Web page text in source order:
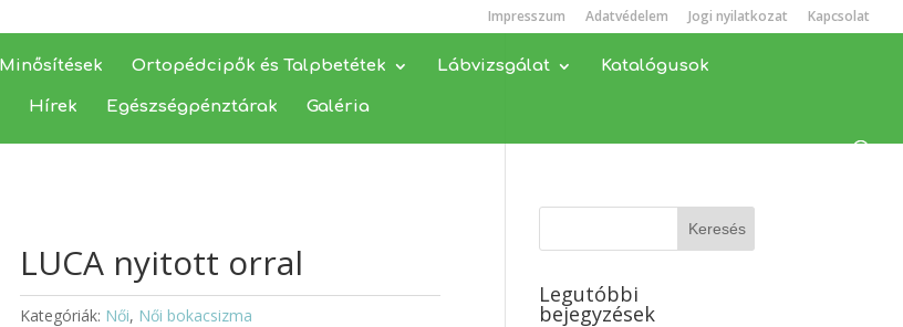
Impresszum Adatvédelem Jogi nyilatkozat Kapcsolat
Minősítések Ortopédcipők és Talpbetétek Lábvizsgálat Katalógusok
Hírek Egészségpénztárak Galéria
LUCA nyitott orral
Kategóriák: Női, Női bokacsizma
Legutóbbi
bejegyzések